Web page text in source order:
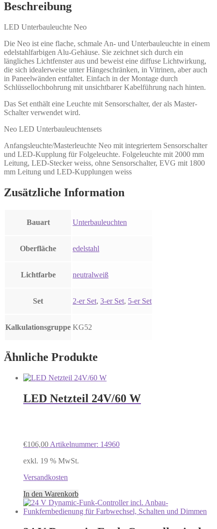
Beschreibung
LED Unterbauleuchte Neo
Die Neo ist eine flache, schmale An- und Unterbauleuchte in einem
edelstahlfarbigen Alu-Gehäuse. Sie zeichnet sich durch ein
längliches Lichtfenster aus und beweist eine diffuse Lichtwirkung,
die sich idealerweise unter Hängeschränken, in Vitrinen, aber auch
in Paneelwänden entfaltet. Einfach in der Montage durch
Schlüssellochbohrung mit unsichtbarer Kabelführung nach hinten.
Das Set enthält eine Leuchte mit Sensorschalter, der als Master-
Schalter verwendet wird.
Neo LED Unterbauleuchtensets
Anfangsleuchte/Masterleuchte Neo mit integriertem Sensorschalter
und LED-Kupplung für Folgeleuchte. Folgeleuchte mit 2000 mm
Leitung, LED-Stecker weiss, ohne Sensorschalter, EVG mit 1800
mm Leitung und LED-Kupplungen weiss
Zusätzliche Information
Bauart Unterbauleuchten
Oberfläche edelstahl
Lichtfarbe neutralweiß
Set 2-er Set, 3-er Set, 5-er Set
Kalkulationsgruppe KG52
Ähnliche Produkte
LED Netzteil 24V/60 W
€106,00Artikelnummer: 14960
exkl. 19 % MwSt.
Versandkosten
In den Warenkorb